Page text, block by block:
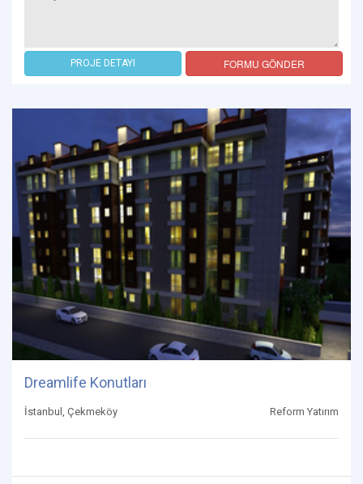
PROJE DETAYI FORMU GÖNDER
Dreamlife Konutları
İstanbul, Çekmeköy Reform Yatırım